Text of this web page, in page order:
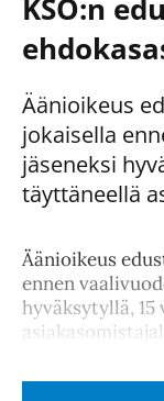
KSO:n
Äänioikeus
jokaisella
jäseneksi
täyttäneellä
Äänioikeus
ennen
hyväksytyllä,